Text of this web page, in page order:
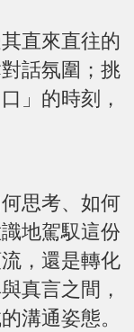
直來直往的
話氛圍；挑
」的時刻，
思考、如何
地駕馭這份
，還是轉化
真言之間，
溝通姿態。